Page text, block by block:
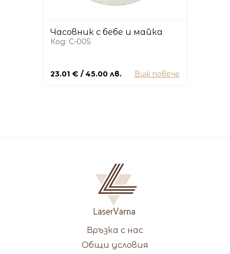
Часовник с бебе и майка
Код: C-005
23.01 € / 45.00 лв. Виж повече
Връзка с нас
Общи условия